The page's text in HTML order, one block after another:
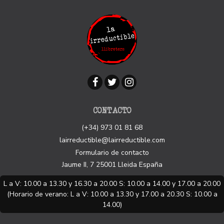
CONTACTO
(+34) 973 01 81 68
lairreductible@lairreductible.com
Formulario de contacto
Jaume II, 7 25001 Lleida España
L a V: 10.00 a 13.30 y 16.30 a 20.00 S: 10.00 a 14.00 y 17.00 a 20.00
(Horario de verano: L a V: 10.00 a 13.30 y 17.00 a 20.30 S: 10.00 a
14.00)